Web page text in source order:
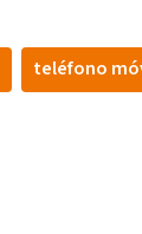
teléfono